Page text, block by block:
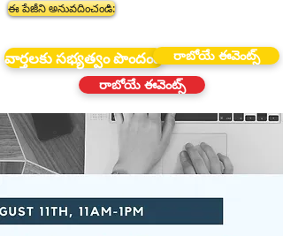
ఈ పేజీని అనువదించండి:
వార్తలకు సభ్యత్వం పొందండి
రాబోయే ఈవెంట్స్
రాబోయే ఈవెంట్స్